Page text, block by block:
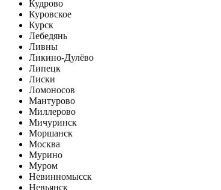
Кудрово
Куровское
Курск
Лебедянь
Ливны
Ликино-Дулёво
Липецк
Лиски
Ломоносов
Мантурово
Миллерово
Мичуринск
Моршанск
Москва
Мурино
Муром
Невинномысск
Невьянск